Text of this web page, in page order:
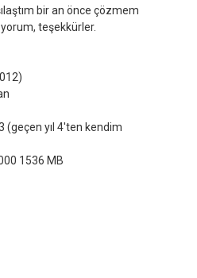
bir an önce çözmem
teşekkürler.
(geçen yıl 4'ten kendim
1536 MB